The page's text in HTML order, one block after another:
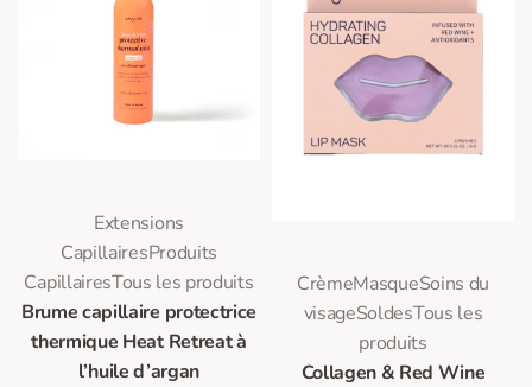
Extensions
CapillairesProduits
CapillairesTous les produits
Brume capillaire protectrice
thermique Heat Retreat à
l’huile d’argan
Note sur 5
CrèmeMasqueSoins du
visageSoldesTous les
produits
Collagen & Red Wine